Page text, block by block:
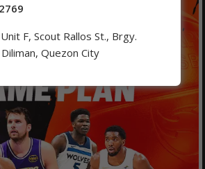
F, Scout Rallos St., Brgy.
Quezon City